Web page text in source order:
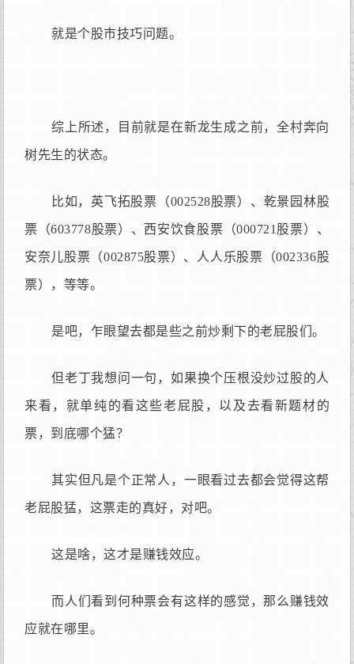
就是个股市技巧问题。
综上所述，目前就是在新龙生成之前，全村奔向
树先生的状态。
比如，英飞拓股票（002528股票）、乾景园林股
票（603778股票）、西安饮食股票（000721股票）、
安奈儿股票（002875股票）、人人乐股票（002336股
票），等等。
是吧，乍眼望去都是些之前炒剩下的老屁股们。
但老丁我想问一句，如果换个压根没炒过股的人
来看，就单纯的看这些老屁股，以及去看新题材的
票，到底哪个猛？
其实但凡是个正常人，一眼看过去都会觉得这帮
老屁股猛，这票走的真好，对吧。
这是啥，这才是赚钱效应。
而人们看到何种票会有这样的感觉，那么赚钱效
应就在哪里。